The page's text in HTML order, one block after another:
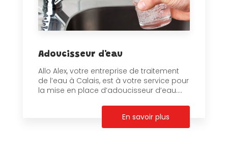
Adoucisseur d'eau
Allo Alex, votre entreprise de traitement
de l’eau à Calais, est à votre service pour
la mise en place d’adoucisseur d’eau....
En savoir plus